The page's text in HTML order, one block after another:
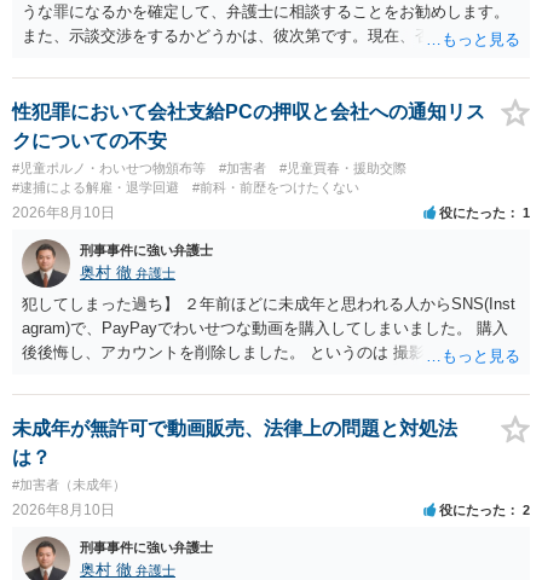
うな罪になるかを確定して、弁護士に相談することをお勧めします。
また、示談交渉をするかどうかは、彼次第です。現在、否認している
を前提に捜査機関に対する弁護活動を弁護人を選任してすべきかと思
います。ご参考にしてください。
性犯罪において会社支給PCの押収と会社への通知リス
クについての不安
#児童ポルノ・わいせつ物頒布等 #加害者
#児童買春・援助交際
#逮捕による解雇・退学回避
#前科・前歴をつけたくない
2026年8月10日 役にたった 1
刑事事件に強い弁護士
奥村 徹 弁護士
犯してしまった過ち】 ２年前ほどに未成年と思われる人からSNS(Inst
agram)で、PayPayでわいせつな動画を購入してしまいました。 購入
後後悔し、アカウントを削除しました。 というのは 撮影済みなら児童
罪・性的姿態撮影罪 16歳未満だと、不同意わいせつ罪（176条3項）
等が検討されます。 罪名によって、会社PCの押収の可能性も変わって
くるでしょう。 一般論としては、 所持罪だけであれば、 弁護士に相
談した上で、実際に使った端末を持って、警察相談に出向いておけば
会社PCまでは押収されないと思います。 不同意わいせつ罪（176条3
項）になると、 自首したとしても、自宅等の捜索差押等が行われる可
能性があります
未成年が無許可で動画販売、法律上の問題と対処法
は？
#加害者（未成年）
2026年8月10日 役にたった 2
刑事事件に強い弁護士
奥村 徹 弁護士